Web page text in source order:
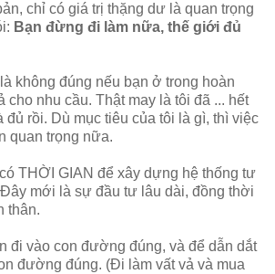
chỉ có giá trị thặng dư là quan trọng
Bạn đừng đi làm nữa, thế giới đủ
không đúng nếu bạn ở trong hoàn
cho nhu cầu. Thật may là tôi đã ... hết
đủ rồi. Dù mục tiêu của tôi là gì, thì việc
quan trọng nữa.
THỜI GIAN để xây dựng hệ thống tư
mới là sự đầu tư lâu dài, đồng thời
thân.
đi vào con đường đúng, và để dẫn dắt
đường đúng. (Đi làm vất vả và mua